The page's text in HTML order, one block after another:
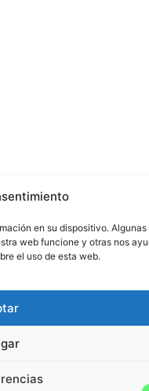
en su dispositivo. Algunas
web funcione y otras nos
el uso de esta web.